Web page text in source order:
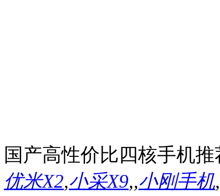
国产高性价比四核手机推
优米X2,小采X9,,小刚手机,